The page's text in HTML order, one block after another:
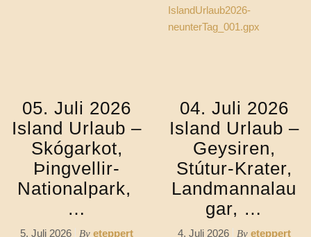
IslandUrlaub2026-
neunterTag_001.gpx
05. Juli 2026
Island Urlaub –
Skógarkot,
Þingvellir-
Nationalpark,
…
5. Juli 2026 By eteppert
04. Juli 2026
Island Urlaub –
Geysiren,
Stútur-Krater,
Landmannalau
gar, …
4. Juli 2026 By eteppert